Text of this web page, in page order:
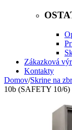
Zákazková
Kontakty
Domov/Skrine na
10b (SAFETY 10/6)